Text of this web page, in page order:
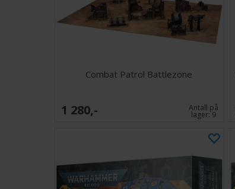
Combat Patrol Battlezone
1 280,- Antall på
lager:9